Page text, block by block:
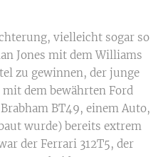
vielleicht sogar so
Jones mit dem Williams
zu gewinnen, der junge
dem bewährten Ford
BT49, einem Auto,
wurde) bereits extrem
der Ferrari 312T5, der